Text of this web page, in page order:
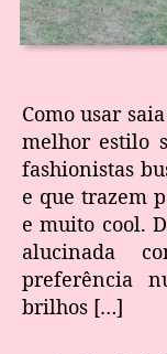
Como usar
melhor estilo
fashionistas
e que trazem
e muito cool.
alucinada
preferência
brilhos […]